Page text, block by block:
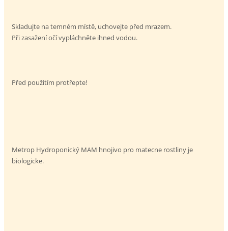
Skladujte na temném místě, uchovejte před mrazem.
Při zasažení očí vypláchněte ihned vodou.
Před použitím protřepte!
Metrop Hydroponický MAM hnojivo pro matecne rostliny je
biologicke.